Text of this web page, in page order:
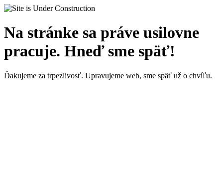
Na stránke sa práve usilovne
pracuje. Hneď sme späť!
Ďakujeme za trpezlivosť. Upravujeme web, sme späť už o chvíľu.